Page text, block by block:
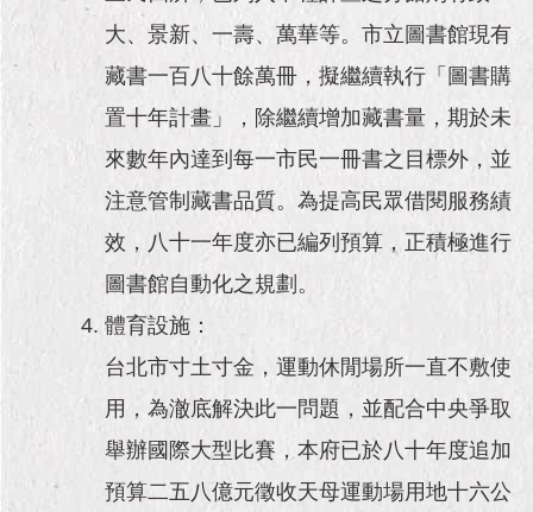
大、景新、一壽、萬華等。市立圖書館現有
藏書一百八十餘萬冊，擬繼續執行「圖書購
置十年計畫」，除繼續增加藏書量，期於未
來數年內達到每一市民一冊書之目標外，並
注意管制藏書品質。為提高民眾借閱服務績
效，八十一年度亦已編列預算，正積極進行
圖書館自動化之規劃。
體育設施：
台北市寸土寸金，運動休閒場所一直不敷使
用，為澈底解決此一問題，並配合中央爭取
舉辦國際大型比賽，本府已於八十年度追加
預算二五八億元徵收天母運動場用地十六公